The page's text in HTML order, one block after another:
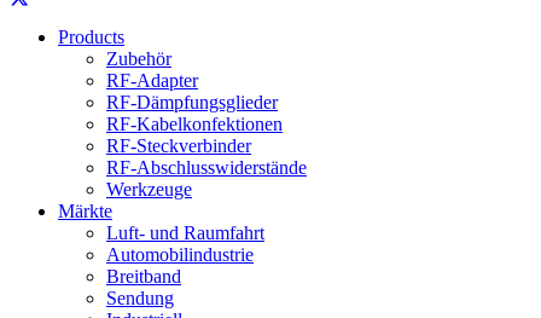
Products
Zubehör
RF-Adapter
RF-Dämpfungsglieder
RF-Kabelkonfektionen
RF-Steckverbinder
RF-Abschlusswiderstände
Werkzeuge
Märkte
Luft- und Raumfahrt
Automobilindustrie
Breitband
Sendung